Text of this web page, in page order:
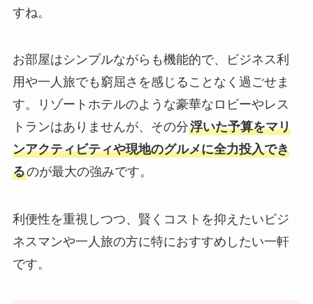
すね。
お部屋はシンプルながらも機能的で、ビジネス利
用や一人旅でも窮屈さを感じることなく過ごせま
す。リゾートホテルのような豪華なロビーやレス
トランはありませんが、その分浮いた予算をマリ
ンアクティビティや現地のグルメに全力投入でき
るのが最大の強みです。
利便性を重視しつつ、賢くコストを抑えたいビジ
ネスマンや一人旅の方に特におすすめしたい一軒
です。